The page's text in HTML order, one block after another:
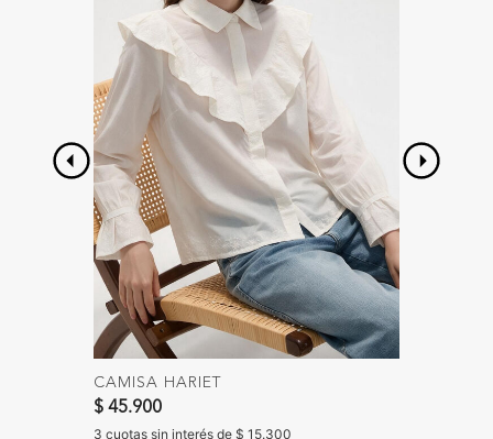
CAMISA HARIET
$ 45.900
3 cuotas sin interés de $ 15.300